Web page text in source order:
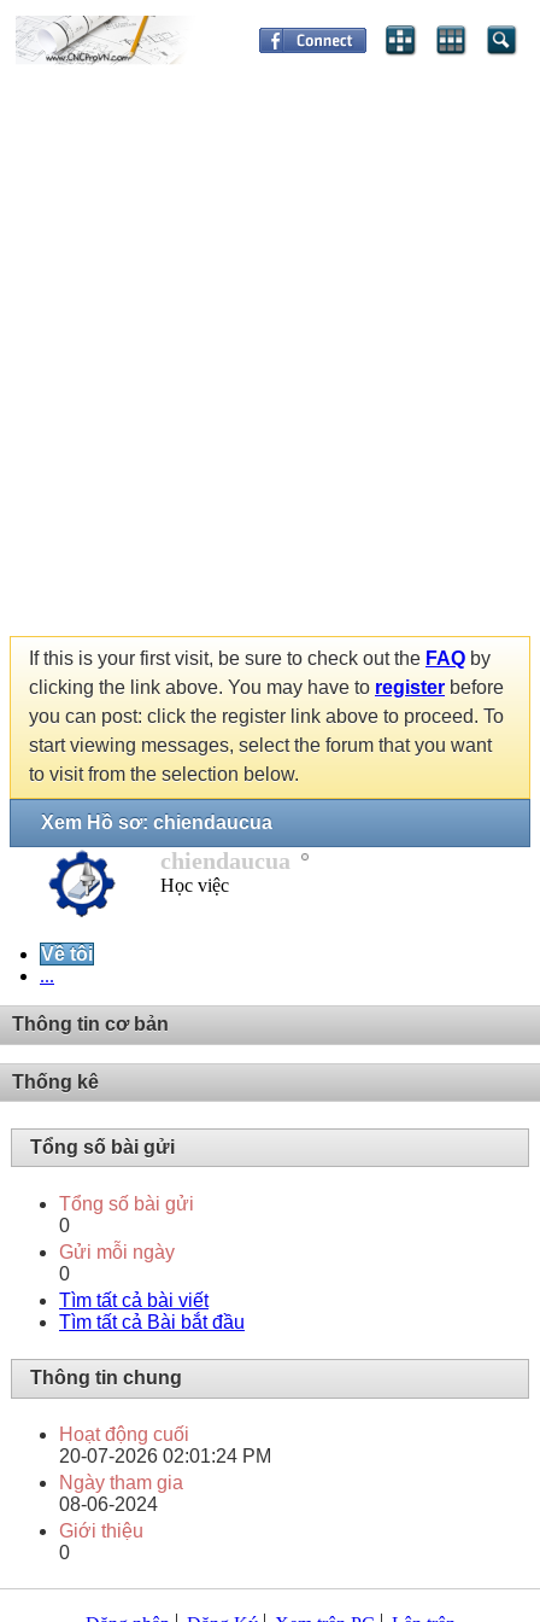
If this is your first visit, be sure to check out the FAQ by
clicking the link above. You may have to register before
you can post: click the register link above to proceed. To
start viewing messages, select the forum that you want
to visit from the selection below.
Xem Hồ sơ: chiendaucua
chiendaucua
Học việc
Về tôi
...
Thông tin cơ bản
Thống kê
Tổng số bài gửi
Tổng số bài gửi
0
Gửi mỗi ngày
0
Tìm tất cả bài viết
Tìm tất cả Bài bắt đầu
Thông tin chung
Hoạt động cuối
20-07-2026 02:01:24 PM
Ngày tham gia
08-06-2024
Giới thiệu
0